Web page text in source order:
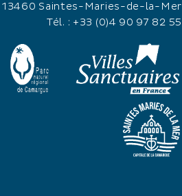
13460 Saintes-Maries-de-la-Mer
Tél. : +33 (0)4 90 97 82 55